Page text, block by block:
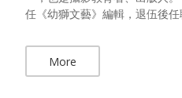
任《幼獅文藝》編輯，退伍後
More